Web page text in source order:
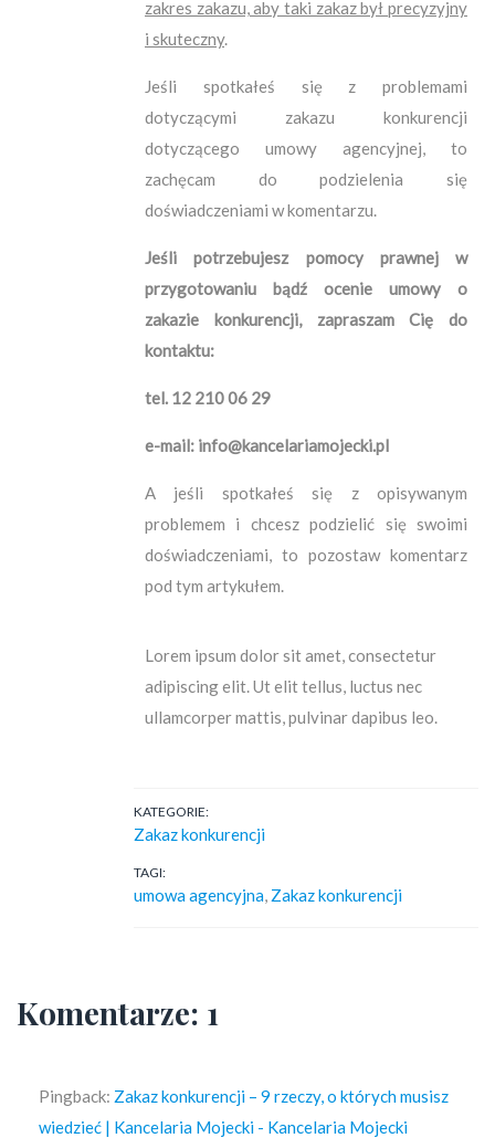
zakres zakazu, aby taki zakaz był precyzyjny
i skuteczny.
Jeśli spotkałeś się z problemami
dotyczącymi zakazu konkurencji
dotyczącego umowy agencyjnej, to
zachęcam do podzielenia się
doświadczeniami w komentarzu.
Jeśli potrzebujesz pomocy prawnej w
przygotowaniu bądź ocenie umowy o
zakazie konkurencji, zapraszam Cię do
kontaktu:
tel. 12 210 06 29
e-mail: info@kancelariamojecki.pl
A jeśli spotkałeś się z opisywanym
problemem i chcesz podzielić się swoimi
doświadczeniami, to pozostaw komentarz
pod tym artykułem.
Lorem ipsum dolor sit amet, consectetur
adipiscing elit. Ut elit tellus, luctus nec
ullamcorper mattis, pulvinar dapibus leo.
KATEGORIE:
Zakaz konkurencji
TAGI:
umowa agencyjna Zakaz konkurencji
Komentarze: 1
Pingback: Zakaz konkurencji – 9 rzeczy, o których musisz
wiedzieć | Kancelaria Mojecki - Kancelaria Mojecki